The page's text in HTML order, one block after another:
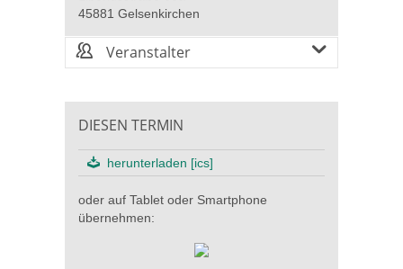
45881 Gelsenkirchen
Veranstalter
DIESEN TERMIN
herunterladen [ics]
oder auf Tablet oder Smartphone
übernehmen: